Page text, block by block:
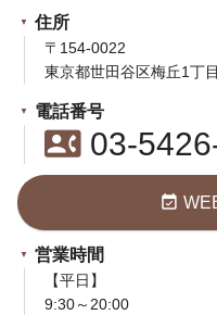
住所
〒154-0022
東京都世田谷区梅丘1丁
電話番号
contact_phone03-
event_available
営業時間
【平日】
9:30～20:00